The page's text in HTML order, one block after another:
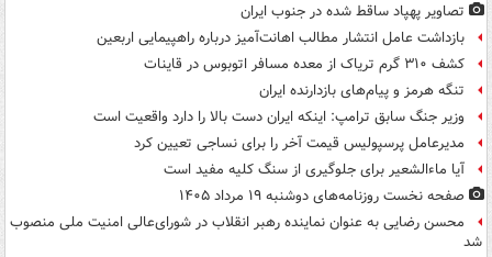
تصاویر پهپاد ساقط شده در جنوب ایران
بازداشت عامل انتشار مطالب اهانت‌آمیز درباره راهپیمایی اربعین
کشف ۳۱۰ گرم تریاک از معده مسافر اتوبوس در قاینات
تنگه هرمز و پیام‌های بازدارنده ایران
وزیر جنگ سابق ترامپ: اینکه ایران دست بالا را دارد واقعیت است
مدیرعامل پرسپولیس قیمت آخر را برای نساجی تعیین کرد
آیا ماءالشعیر برای جلوگیری از سنگ کلیه مفید است
صفحه نخست روزنامه‌های دوشنبه ۱۹ مرداد ۱۴۰۵
محسن رضایی به عنوان نماینده رهبر انقلاب در شورای‌عالی امنیت ملی منصوب
شد